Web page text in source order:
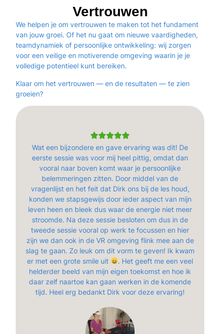
Vertrouwen
We helpen je om vertrouwen te maken tot het fundament
van jouw groei. Of het nu gaat om nieuwe vaardigheden,
teamdynamiek of persoonlijke ontwikkeling: wij zorgen
voor een veilige en motiverende omgeving waarin je je
volledige potentieel kunt bereiken.
Klaar om het vertrouwen — en de resultaten — te zien
groeien?
Wat een bijzondere en gave ervaring was dit! De
eerste sessie was voor mij heel pittig, omdat dan
vooral naar boven komt waar je persoonlijke
belemmeringen zitten. Door middel van de
vragenlijst en het feit dat Dirk ons bij de les houd,
konden we stapsgewijs door ieder aspect van mijn
leven heen en bleek dus waar de energie niet meer
stroomde. Na deze sessie besloten om dus in de
tweede sessie vooral op werk te focussen en hier
zijn we dan ook in de VR omgeving flink mee aan de
slag te gaan. Zo leuk om dit vorm te geven! Ik kwam
er met een grote smile uit
. Het geeft me een veel
helderder beeld van mijn eigen toekomst en hoe ik
daar zelf naartoe kan gaan werken in de komende
tijd. Heel erg bedankt Dirk voor deze ervaring!